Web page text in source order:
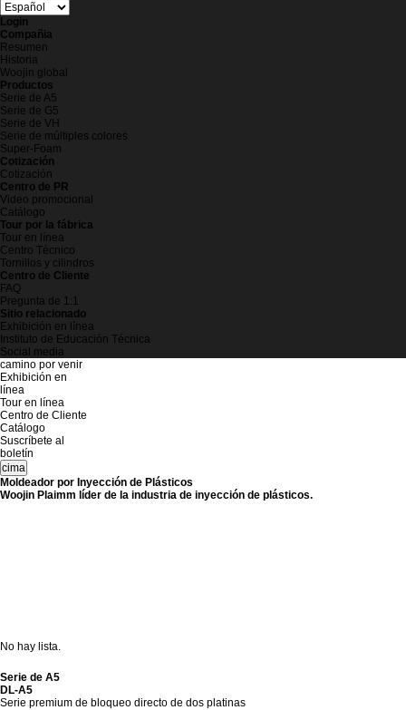
Login
Compañia
Resumen
Historia
Woojin global
Productos
Serie de A5
Serie de G5
Serie de VH
Serie de múltiples colores
Super-Foam
Cotización
Cotización
Centro de PR
Video promocional
Catálogo
Tour por la fábrica
Tour en línea
Centro Técnico
Tornillos y cilindros
Centro de Cliente
FAQ
Pregunta de 1:1
Sitio relacionado
Exhibición en línea
Instituto de Educación Técnica
Social media
camino por venir
Exhibición en
línea
Tour en línea
Centro de Cliente
Catálogo
Suscríbete al
boletín
cima
Moldeador por Inyección de Plásticos
Woojin Plaimm líder de la industria de inyección de plásticos.
No hay lista.
Serie de A5
DL-A5
Serie premium de bloqueo directo de dos platinas